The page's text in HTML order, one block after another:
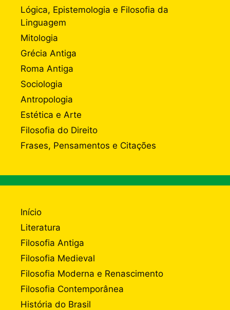
Lógica, Epistemologia e Filosofia da
Linguagem
Mitologia
Grécia Antiga
Roma Antiga
Sociologia
Antropologia
Estética e Arte
Filosofia do Direito
Frases, Pensamentos e Citações
Início
Literatura
Filosofia Antiga
Filosofia Medieval
Filosofia Moderna e Renascimento
Filosofia Contemporânea
História do Brasil